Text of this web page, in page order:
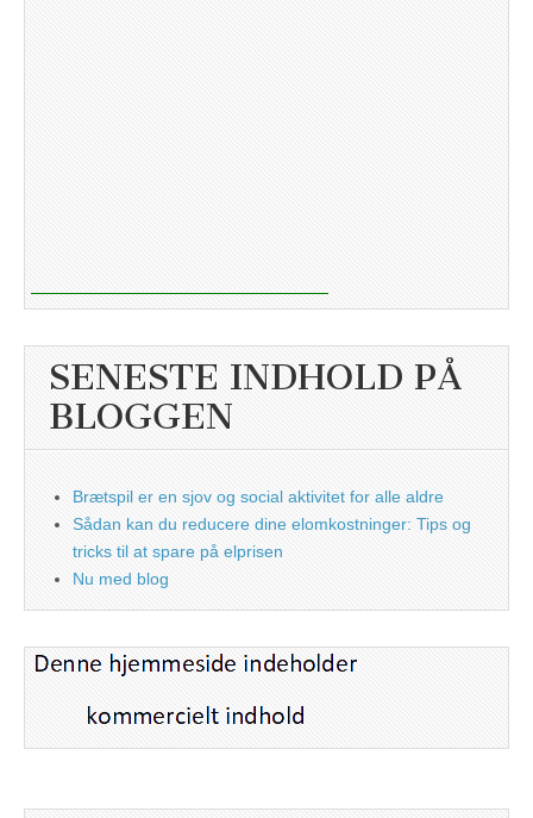
SENESTE INDHOLD PÅ
BLOGGEN
Brætspil er en sjov og social aktivitet for alle aldre
Sådan kan du reducere dine elomkostninger: Tips og
tricks til at spare på elprisen
Nu med blog